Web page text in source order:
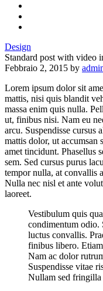
Design
Standard post with video
Febbraio 2, 2015 by
Lorem ipsum dolor sit
mattis, nisi quis blandit
massa enim quis nulla.
ut, finibus nisi. Nam eu
arcu. Suspendisse cursus
mattis dolor, ut accumsan
amet tincidunt. Phasellus
sem. Sed cursus purus
tempor nulla, at convallis
Nulla nec nisl et ante
laoreet.
Vestibulum quis
condimentum odio.
luctus convallis.
finibus libero.
Nam ac dolor
Suspendisse vitae
Nullam sed fringilla